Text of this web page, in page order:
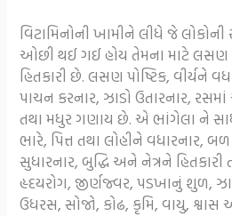
વિટામિનોની ખામીને લીધે જે લોકોની
ઓછી થઈ ગઈ હોય તેમના માટે લસણ
હિતકારી છે. લસણ પોષ્ટિક, વીર્યને
પાચન કરનાર, ઝાડો ઉતારનાર,
તથા મધુર ગણાય છે. એ ભાંગેલા ને
ભારે, પિત્ત તથા લોહીને વધારનાર,
સુધારનાર, બુદ્ધિ અને નેત્રને
હૃદયરોગ, જીર્ણજ્વર, પડખાનું શુળ,
ઉધરસ, સોજો, કોઢ, કૃમિ, વાયુ,